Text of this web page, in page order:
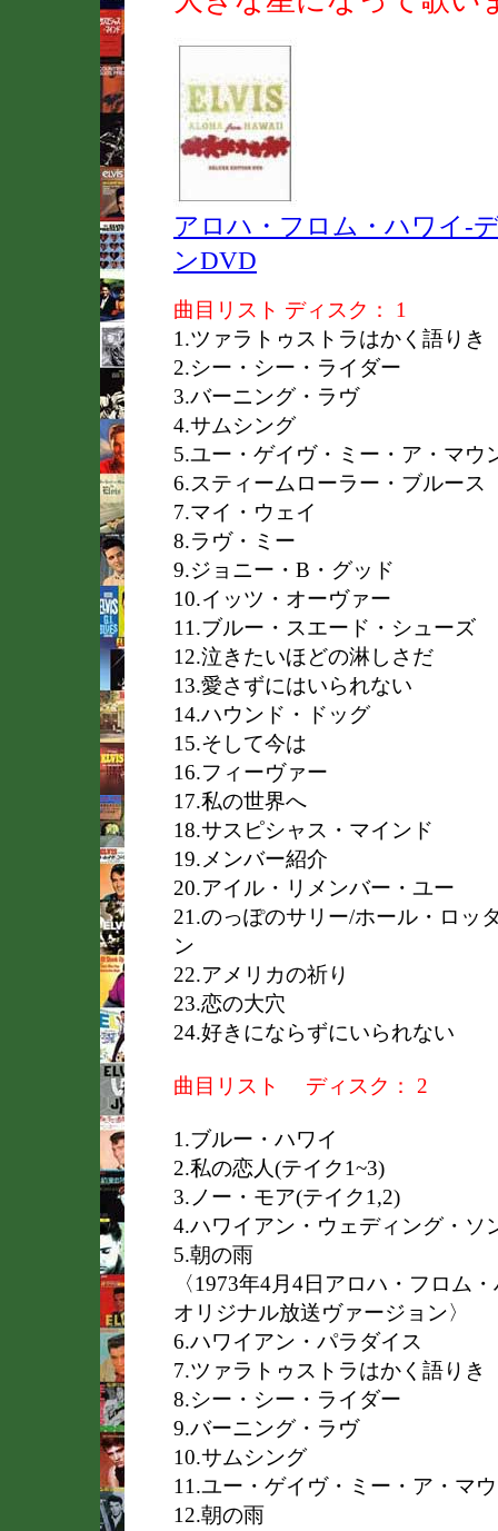
アロハ・フロム・ハワイ-
ンDVD
曲目リスト ディスク： 1
1.ツァラトゥストラはかく語りき
2.シー・シー・ライダー
3.バーニング・ラヴ
4.サムシング
5.ユー・ゲイヴ・ミー・ア・マウ
6.スティームローラー・ブルース
7.マイ・ウェイ
8.ラヴ・ミー
9.ジョニー・B・グッド
10.イッツ・オーヴァー
11.ブルー・スエード・シューズ
12.泣きたいほどの淋しさだ
13.愛さずにはいられない
14.ハウンド・ドッグ
15.そして今は
16.フィーヴァー
17.私の世界へ
18.サスピシャス・マインド
19.メンバー紹介
20.アイル・リメンバー・ユー
21.のっぽのサリー/ホール・ロッ
ン
22.アメリカの祈り
23.恋の大穴
24.好きにならずにいられない
曲目リスト ディスク： 2
1.ブルー・ハワイ
2.私の恋人(テイク1~3)
3.ノー・モア(テイク1,2)
4.ハワイアン・ウェディング・ソ
5.朝の雨
〈1973年4月4日アロハ・フロム
オリジナル放送ヴァージョン〉
6.ハワイアン・パラダイス
7.ツァラトゥストラはかく語りき
8.シー・シー・ライダー
9.バーニング・ラヴ
10.サムシング
11.ユー・ゲイヴ・ミー・ア・マ
12.朝の雨